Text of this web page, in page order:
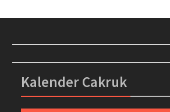
Kalender Cakruk